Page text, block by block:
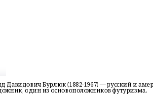
Давидович Бурлюк (1882-1967) — русский и
один из основоположников футуризма.